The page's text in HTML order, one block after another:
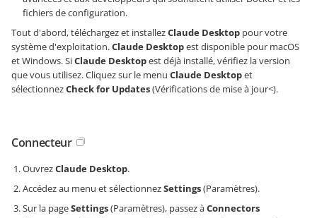
fichiers de configuration.
Tout d'abord, téléchargez et installezClaude Desktop pour votre
système d'exploitation.Claude Desktopest disponible pour macOS
et Windows. SiClaude Desktopest déjà installé, vérifiez la version
que vous utilisez. Cliquez sur le menu Claude Desktopet
sélectionnezCheck for Updates(Vérifications de mise à jour<).
Connecteur
OuvrezClaude Desktop.
Accédez au menu et sélectionnezSettings(Paramètres).
Sur la pageSettings(Paramètres), passez àConnectors